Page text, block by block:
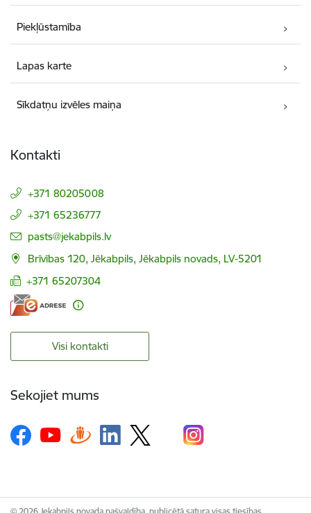
Piekļūstamība
Lapas karte
Sīkdatņu izvēles maiņa
Kontakti
+371 80205008
+371 65236777
E-pasts:
pasts@jekabpils.lv
Brīvības 120, Jēkabpils, Jēkabpils novads, LV-5201
+371 65207304
Visi kontakti
Sekojiet mums